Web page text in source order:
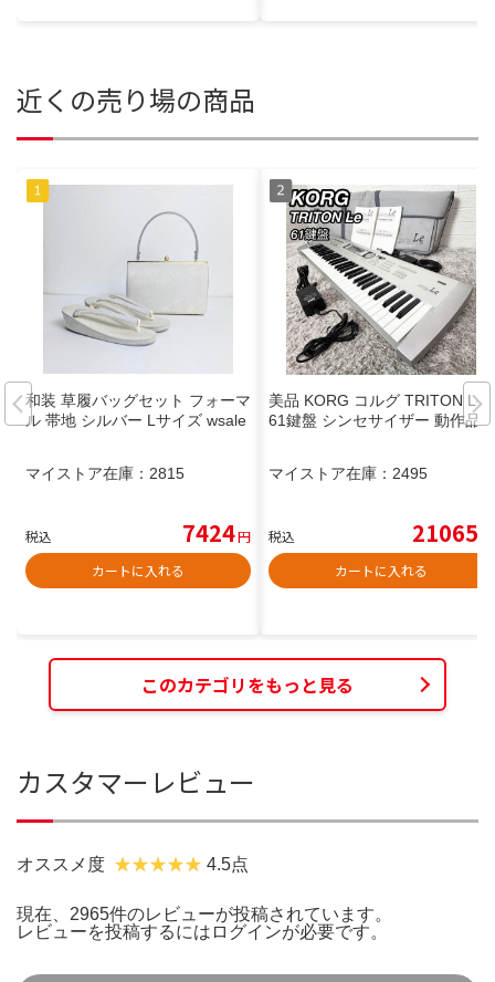
近くの売り場の商品
和装 草履バッグセット フォーマ
ル 帯地 シルバー Lサイズ wsale
マイストア在庫： 2815
税込 7424円
カートに入れる
美品 KORG コルグ TRITON Le
61鍵盤 シンセサイザー 動作品
マイストア在庫： 2495
税込 21065
カートに入れる
このカテゴリをもっと見る
カスタマーレビュー
オススメ度 4.5点
現在、2965件のレビューが投稿されています。
レビューを投稿するには ログインが必要です。